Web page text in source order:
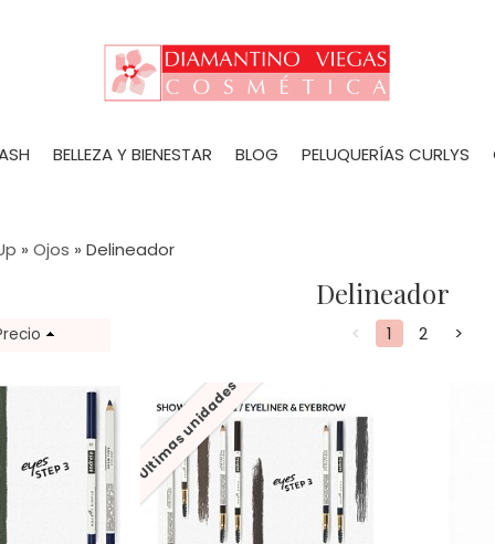
BELLEZA Y BIENESTAR BLOG PELUQUERÍAS CURLYS
» Ojos » Delineador
Delineador
< 1 2 >
Últimas unidades